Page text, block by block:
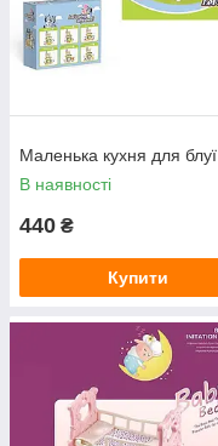
Маленька кухня для блуї
В наявності
440 ₴
Купити